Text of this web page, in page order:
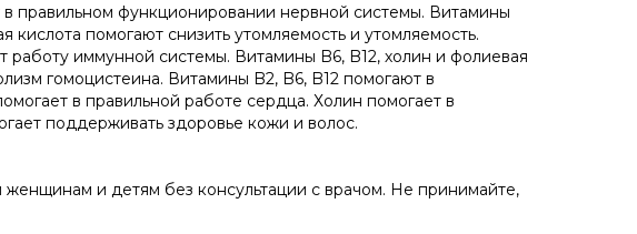
правильном функционировании нервной системы. Витамины
кислота помогают снизить утомляемость и утомляемость.
иммунной системы. Витамины B6, B12, холин и фолиевая
гомоцистеина. Витамины B2, B6, B12 помогают в
в правильной работе сердца. Холин помогает в
поддерживать здоровье кожи и волос.
и детям без консультации с врачом. Не принимайте,